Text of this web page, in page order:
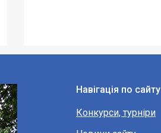
Навігація по сайту
Конкурси, турніри